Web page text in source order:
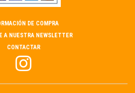
DE COMPRA
A NUESTRA NEWSLETTER
CONTACTAR